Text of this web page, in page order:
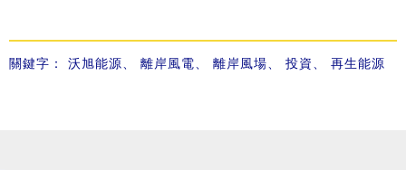
關鍵字： 沃旭能源 離岸風電 離岸風場 投資 再生能源